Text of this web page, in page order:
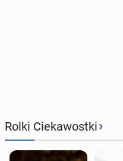
Rolki Ciekawostki›